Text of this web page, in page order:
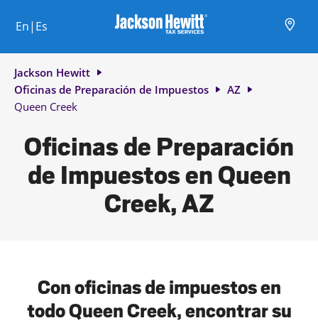
En|Es
Jackson Hewitt
Oficinas de Preparación de Impuestos
AZ
Queen Creek
Oficinas de Preparación
de Impuestos en Queen
Creek, AZ
Con oficinas de impuestos en
todo Queen Creek, encontrar su